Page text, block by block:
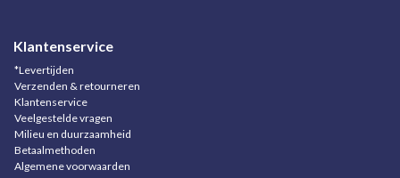
Klantenservice
*Levertijden
Verzenden & retourneren
Klantenservice
Veelgestelde vragen
Milieu en duurzaamheid
Betaalmethoden
Algemene voorwaarden